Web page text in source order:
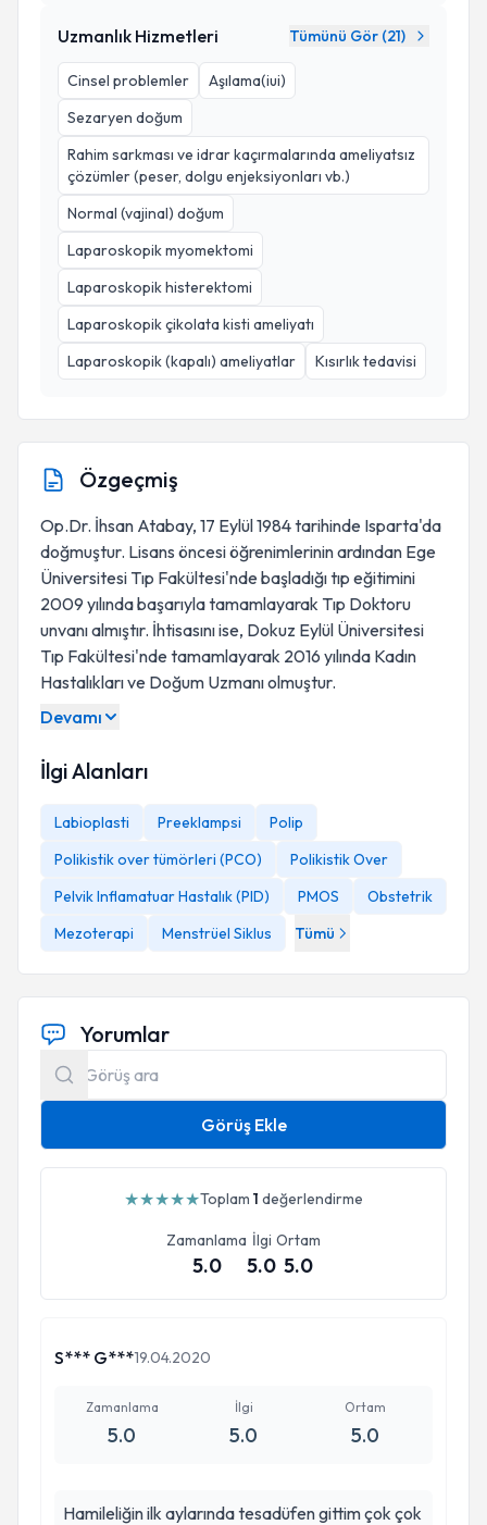
Uzmanlık Hizmetleri Tümünü Gör (21)
Cinsel problemler
Aşılama(iui)
Sezaryen doğum
Rahim sarkması ve idrar kaçırmalarında ameliyatsız
çözümler (peser, dolgu enjeksiyonları vb.)
Normal (vajinal) doğum
Laparoskopik myomektomi
Laparoskopik histerektomi
Laparoskopik çikolata kisti ameliyatı
Laparoskopik (kapalı) ameliyatlar
Kısırlık tedavisi
Özgeçmiş
Op.Dr. İhsan Atabay, 17 Eylül 1984 tarihinde Isparta'da
doğmuştur. Lisans öncesi öğrenimlerinin ardından Ege
Üniversitesi Tıp Fakültesi'nde başladığı tıp eğitimini
2009 yılında başarıyla tamamlayarak Tıp Doktoru
unvanı almıştır. İhtisasını ise, Dokuz Eylül Üniversitesi
Tıp Fakültesi'nde tamamlayarak 2016 yılında Kadın
Hastalıkları ve Doğum Uzmanı olmuştur.
Devamı
İlgi Alanları
Labioplasti Preeklampsi
Polip
Polikistik over tümörleri (PCO)
Polikistik Over
Pelvik Inflamatuar Hastalık (PID)
PMOS
Obstetrik
Mezoterapi
Menstrüel Siklus Tümü
Yorumlar
Görüş Ekle
★★★★★Toplam 1 değerlendirme
Zamanlama
5.0
İlgi
5.0
Ortam
5.0
S*** G***19.04.2020
Zamanlama
5.0
İlgi
5.0
Ortam
5.0
Hamileliğin ilk aylarında tesadüfen gittim çok çok